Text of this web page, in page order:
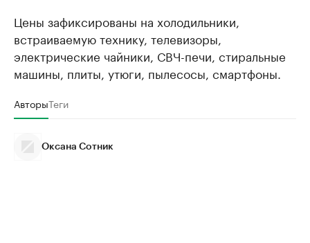
Цены зафиксированы на холодильники,
встраиваемую технику, телевизоры,
электрические чайники, СВЧ-печи, стиральные
машины, плиты, утюги, пылесосы, смартфоны.
АвторыТеги
Оксана Сотник